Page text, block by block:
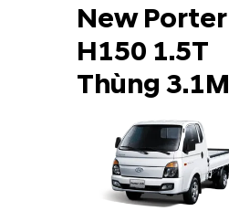
New Porter
H150 1.5T
Thùng 3.1M